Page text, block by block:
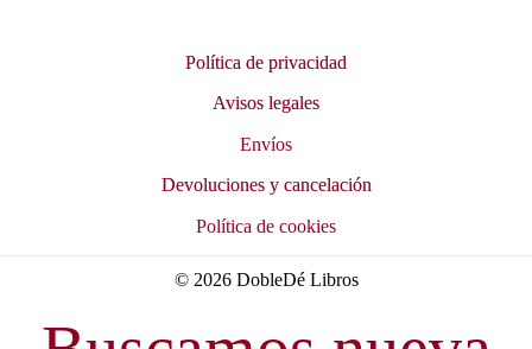
Política de privacidad
Avisos legales
Envíos
Devoluciones y cancelación
Política de cookies
© 2026 DobleDé Libros